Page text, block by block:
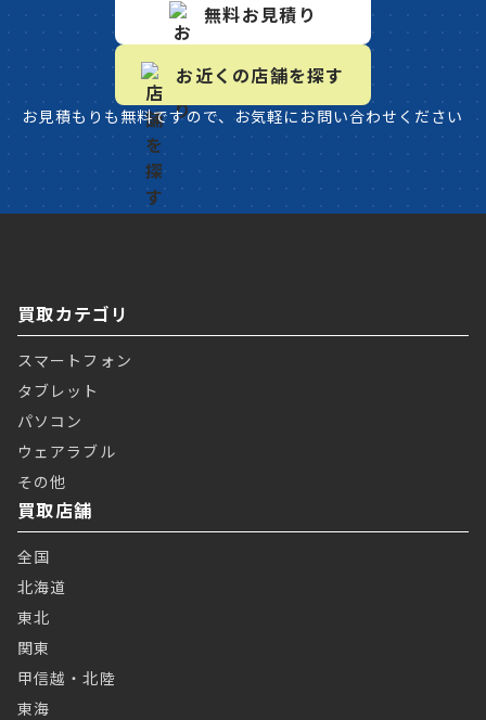
無料お見積り
お近くの店舗を探す
お見積もりも無料ですので、お気軽にお問い合わせください
買取カテゴリ
スマートフォン
タブレット
パソコン
ウェアラブル
その他
買取店舗
全国
北海道
東北
関東
甲信越・北陸
東海